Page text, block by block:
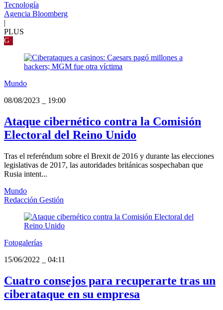
Tecnología
Agencia Bloomberg
|
PLUS
G
Mundo
08/08/2023
19:00
Ataque cibernético contra la Comisión
Electoral del Reino Unido
Tras el referéndum sobre el Brexit de 2016 y durante las elecciones
legislativas de 2017, las autoridades británicas sospechaban que
Rusia intent...
Mundo
Redacción Gestión
Fotogalerías
15/06/2022
04:11
Cuatro consejos para recuperarte tras un
ciberataque en su empresa